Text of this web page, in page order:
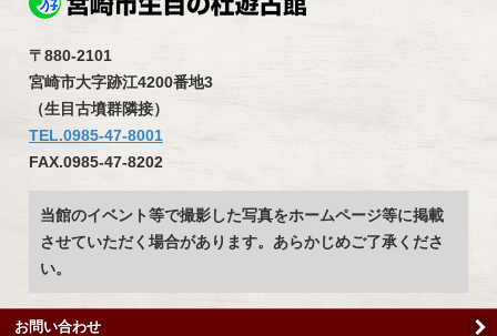
〒880-2101
宮崎市大字跡江4200番地3
（生目古墳群隣接）
TEL.0985-47-8001
FAX.0985-47-8202
当館のイベント等で撮影した写真をホームページ等に掲載
させていただく場合があります。あらかじめご了承くださ
い。
お問い合わせ